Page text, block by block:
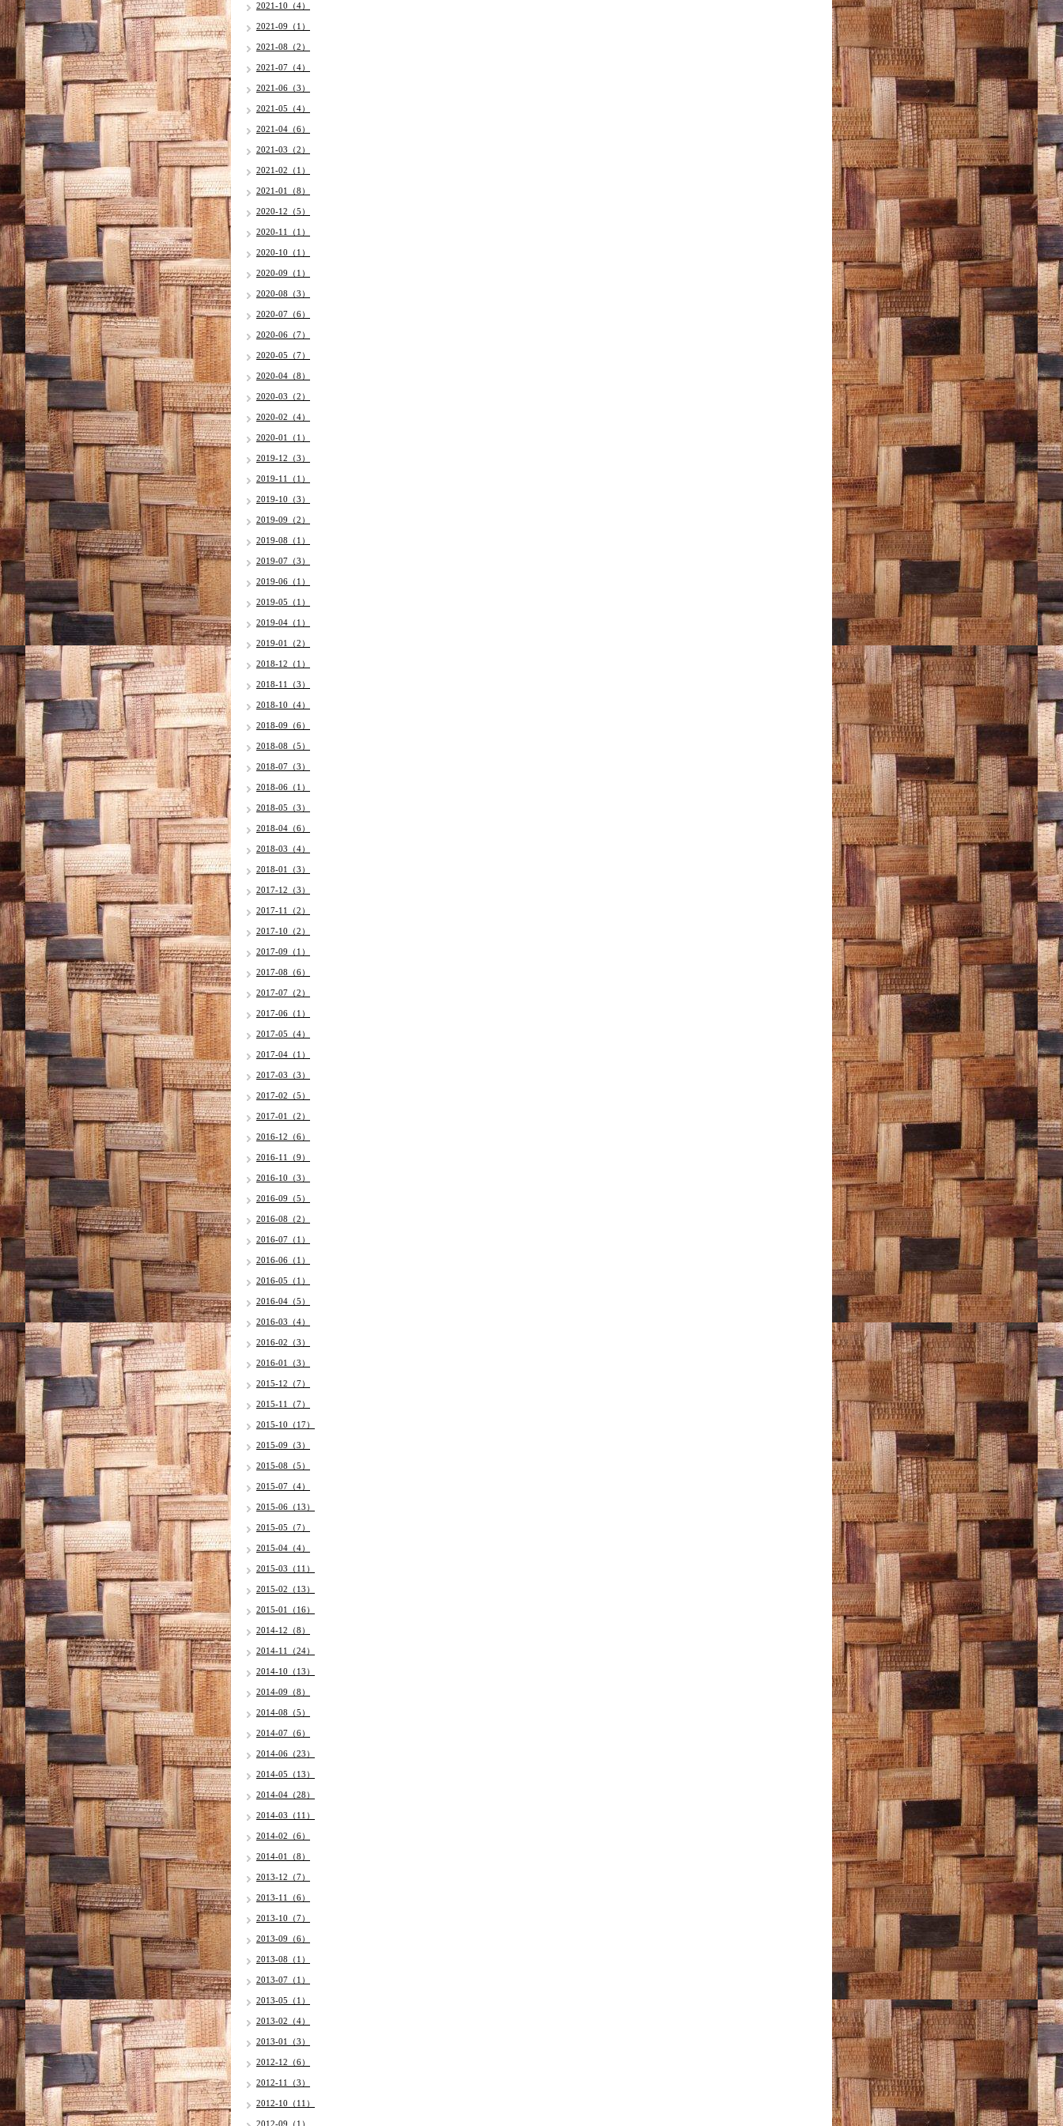
2021-10（4）
2021-09（1）
2021-08（2）
2021-07（4）
2021-06（3）
2021-05（4）
2021-04（6）
2021-03（2）
2021-02（1）
2021-01（8）
2020-12（5）
2020-11（1）
2020-10（1）
2020-09（1）
2020-08（3）
2020-07（6）
2020-06（7）
2020-05（7）
2020-04（8）
2020-03（2）
2020-02（4）
2020-01（1）
2019-12（3）
2019-11（1）
2019-10（3）
2019-09（2）
2019-08（1）
2019-07（3）
2019-06（1）
2019-05（1）
2019-04（1）
2019-01（2）
2018-12（1）
2018-11（3）
2018-10（4）
2018-09（6）
2018-08（5）
2018-07（3）
2018-06（1）
2018-05（3）
2018-04（6）
2018-03（4）
2018-01（3）
2017-12（3）
2017-11（2）
2017-10（2）
2017-09（1）
2017-08（6）
2017-07（2）
2017-06（1）
2017-05（4）
2017-04（1）
2017-03（3）
2017-02（5）
2017-01（2）
2016-12（6）
2016-11（9）
2016-10（3）
2016-09（5）
2016-08（2）
2016-07（1）
2016-06（1）
2016-05（1）
2016-04（5）
2016-03（4）
2016-02（3）
2016-01（3）
2015-12（7）
2015-11（7）
2015-10（17）
2015-09（3）
2015-08（5）
2015-07（4）
2015-06（13）
2015-05（7）
2015-04（4）
2015-03（11）
2015-02（13）
2015-01（16）
2014-12（8）
2014-11（24）
2014-10（13）
2014-09（8）
2014-08（5）
2014-07（6）
2014-06（23）
2014-05（13）
2014-04（28）
2014-03（11）
2014-02（6）
2014-01（8）
2013-12（7）
2013-11（6）
2013-10（7）
2013-09（6）
2013-08（1）
2013-07（1）
2013-05（1）
2013-02（4）
2013-01（3）
2012-12（6）
2012-11（3）
2012-10（11）
2012-09（1）